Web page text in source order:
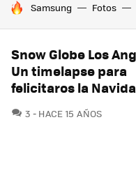
HOY SE HABLA DE
Samsung Fotos
Snow Globe Los
Un timelapse para
felicitaros la
3 COMENTARIOS
HACE 15 AÑOS